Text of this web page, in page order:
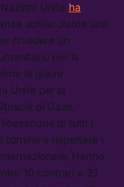
Unite ha
schiacciante una
chiedere un
per la
la grave
Unite per la
di Gaza,
di tutti i
tornino a rispettare i
Hanno
10 contrari e 23